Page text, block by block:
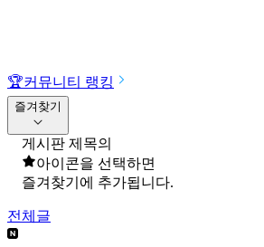
🏆커뮤니티 랭킹
즐겨찾기
게시판 제목의
아이콘을 선택하면
즐겨찾기에 추가됩니다.
전체글